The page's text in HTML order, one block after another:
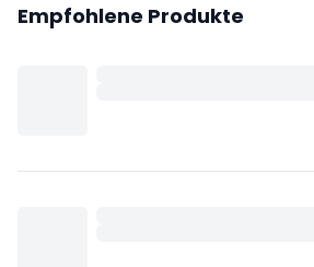
Empfohlene Produkte